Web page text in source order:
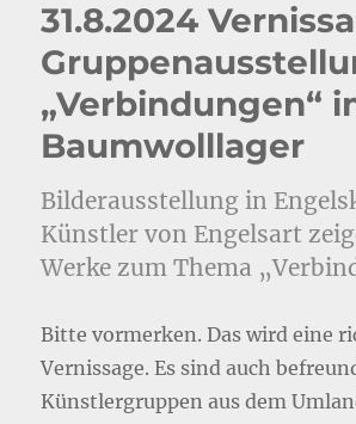
31.8.2024
„Verbindungen“
Baumwolllager
Bilderausstellung in
Künstler von Engelsart
Werke zum Thema
Bitte vormerken. Das wird eine
Vernissage. Es sind auch
Künstlergruppen aus dem